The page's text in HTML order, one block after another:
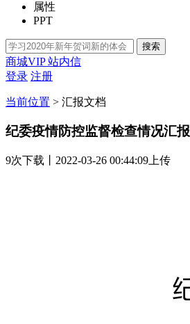
属性
PPT
搜索
商城VIP站内信
登录 注册
当前位置 > 汇报文档
纪委疫情防控监督检查情况汇报
9次下载 丨2022-03-26 00:44:09上传